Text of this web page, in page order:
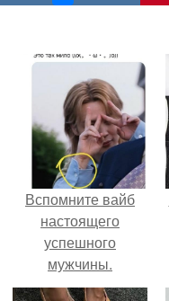
Вспомните вайб
настоящего
успешного
мужчины.